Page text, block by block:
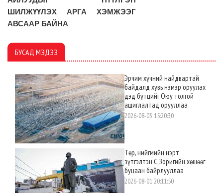
ШИЛЖҮҮЛЭХ АРГА ХЭМЖЭЭГ
АВСААР БАЙНА
БУСАД МЭДЭЭ
Эрчим хүчний найдвартай
байдалд хувь нэмэр оруулах
дэд бүтцийг Оюу толгой
ашиглалтад орууллаа
2026-08-03 15:20:30
Төр, нийгмийн нэрт
зүтгэлтэн С.Зоригийн хөшөөг
буцаан байрлууллаа
2026-08-01 20:11:50